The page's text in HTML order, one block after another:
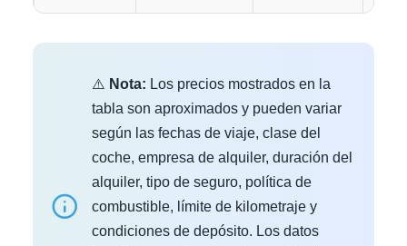
⚠️ Nota: Los precios mostrados en la
tabla son aproximados y pueden variar
según las fechas de viaje, clase del
coche, empresa de alquiler, duración del
alquiler, tipo de seguro, política de
combustible, límite de kilometraje y
condiciones de depósito. Los datos